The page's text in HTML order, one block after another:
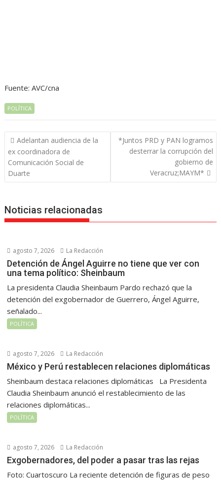
Fuente: AVC/cna
POLÍTICA
Navegación
de
entradas
Adelantan audiencia de la
ex coordinadora de
Comunicación Social de
Duarte
*Juntos PRD y PAN logramos
desterrar la corrupción del
gobierno de
Veracruz;MAYM*
Noticias relacionadas
agosto 7, 2026 La Redacción
Detención de Ángel Aguirre no tiene que ver con
una tema político: Sheinbaum
La presidenta Claudia Sheinbaum Pardo rechazó que la
detención del exgobernador de Guerrero, Ángel Aguirre,
señalado...
POLÍTICA
agosto 7, 2026 La Redacción
México y Perú restablecen relaciones diplomáticas
Sheinbaum destaca relaciones diplomáticas La Presidenta
Claudia Sheinbaum anunció el restablecimiento de las
relaciones diplomáticas...
POLÍTICA
agosto 7, 2026 La Redacción
Exgobernadores, del poder a pasar tras las rejas
Foto: Cuartoscuro La reciente detención de figuras de peso